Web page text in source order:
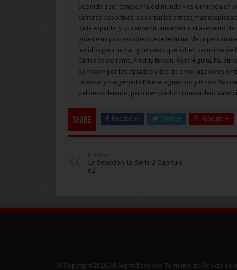
decidida a ser campeona del mundo y es eliminada en
carreras deportivas, soportan las criticas mas
da la espalda, y sufren simultáneamente el asesinato
guía de un proceso que puede terminar de la peor
nacidos para luchar, guerreros que saben sacudirse
Carlos Valderrama, Freddy Rincon, Rene Higuita,
de ficcion por las agitadas vidas de cinco jugadores
cerebral y malgeniado Pibe; el aguerrido y tímido
y el desordenado, pero demoledor Bombardero
Share Facebook Twitter Google +
La Selección La Serie 2 Capitulo
62
© Copyright 2026, All Rights Reserved Términos de Servicio